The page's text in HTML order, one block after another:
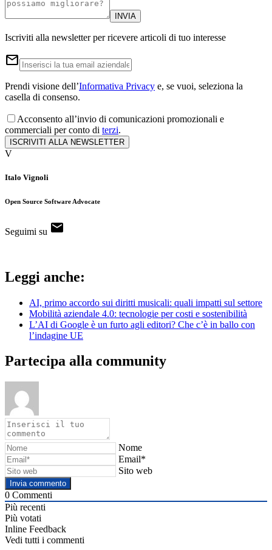
INVIA
Iscriviti alla newsletter per ricevere articoli di tuo interesse
email
Prendi visione dell’Informativa Privacy e, se vuoi, seleziona la
casella di consenso.
Acconsento all’invio di comunicazioni promozionali e
commerciali per conto di terzi.
ISCRIVITI ALLA NEWSLETTER
V
Italo Vignoli
Open Source Software Advocate
Seguimi su
Leggi anche:
AI, primo accordo sui diritti musicali: quali impatti sul settore
Mobilità aziendale 4.0: tecnologie per costi e sostenibilità
L’AI di Google è un furto agli editori? Che c’è in ballo con
l’indagine UE
Partecipa alla community
Nome
Email*
Sito web
0 Commenti
Più recenti
Più votati
Inline Feedback
Vedi tutti i commenti